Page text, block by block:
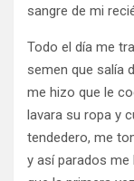
sangre de mi
Todo el día me
semen que salía
me hizo que le
lavara su ropa y
tendedero, me
y así parados me